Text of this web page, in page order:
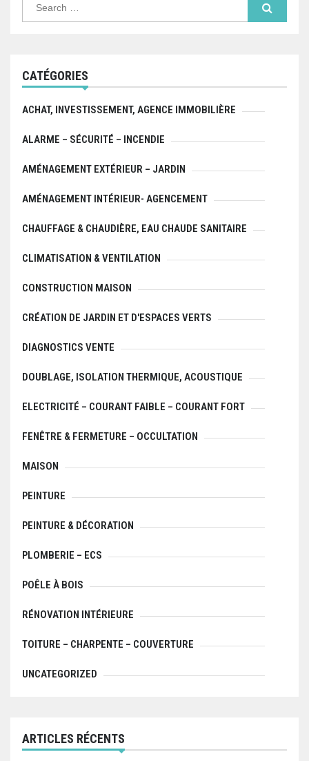
CATÉGORIES
ACHAT, INVESTISSEMENT, AGENCE IMMOBILIÈRE
ALARME – SÉCURITÉ – INCENDIE
AMÉNAGEMENT EXTÉRIEUR – JARDIN
AMÉNAGEMENT INTÉRIEUR- AGENCEMENT
CHAUFFAGE & CHAUDIÈRE, EAU CHAUDE SANITAIRE
CLIMATISATION & VENTILATION
CONSTRUCTION MAISON
CRÉATION DE JARDIN ET D'ESPACES VERTS
DIAGNOSTICS VENTE
DOUBLAGE, ISOLATION THERMIQUE, ACOUSTIQUE
ELECTRICITÉ – COURANT FAIBLE – COURANT FORT
FENÊTRE & FERMETURE – OCCULTATION
MAISON
PEINTURE
PEINTURE & DÉCORATION
PLOMBERIE – ECS
POÊLE À BOIS
RÉNOVATION INTÉRIEURE
TOITURE – CHARPENTE – COUVERTURE
UNCATEGORIZED
ARTICLES RÉCENTS